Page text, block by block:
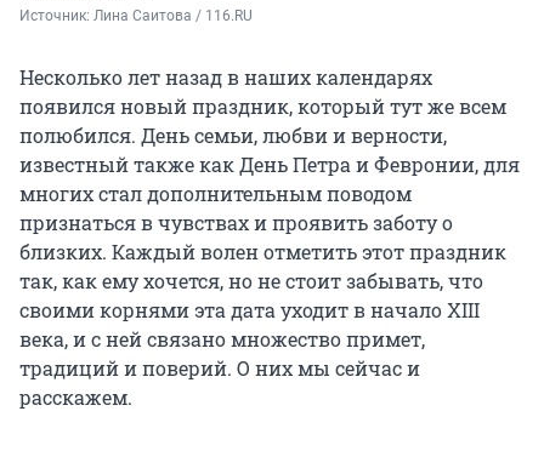
Источник: Лина Саитова / 116.RU
Несколько лет назад в наших календарях
появился новый праздник, который тут же всем
полюбился. День семьи, любви и верности,
известный также как День Петра и Февронии, для
многих стал дополнительным поводом
признаться в чувствах и проявить заботу о
близких. Каждый волен отметить этот праздник
так, как ему хочется, но не стоит забывать, что
своими корнями эта дата уходит в начало XIII
века, и с ней связано множество примет,
традиций и поверий. О них мы сейчас и
расскажем.